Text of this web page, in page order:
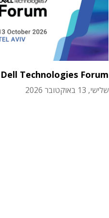
Dell Technologies Forum
שלישי, 13 באוקטובר 2026